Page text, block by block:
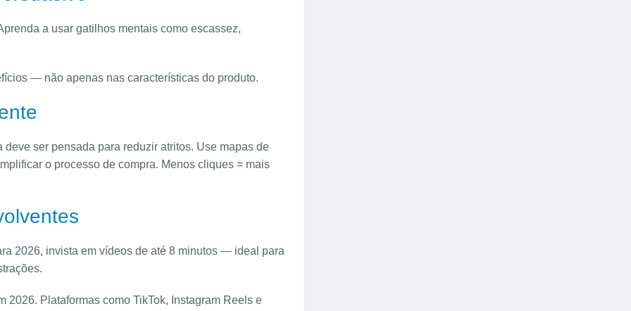
a usar gatilhos mentais como escassez,
— não apenas nas características do produto.
ser pensada para reduzir atritos. Use mapas de
o processo de compra. Menos cliques = mais
2026, invista em vídeos de até 8 minutos — ideal para
Plataformas como TikTok, Instagram Reels e